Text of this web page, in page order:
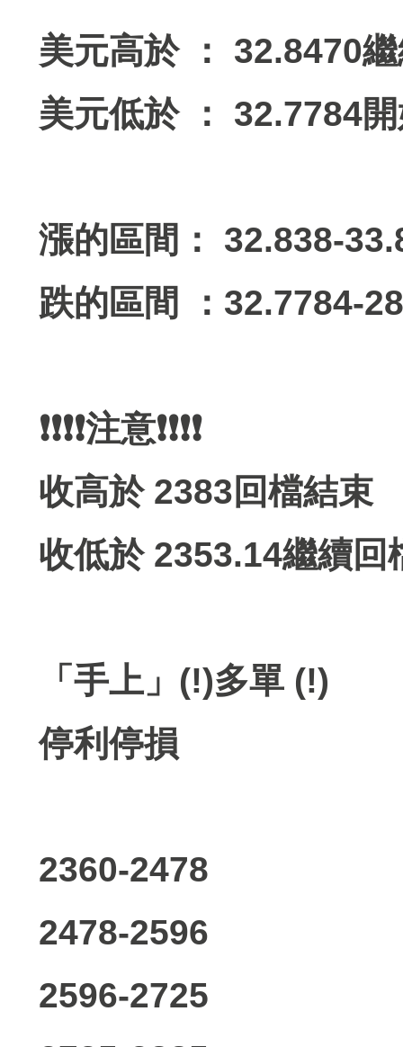
美元高於 ： 32.8470
美元低於 ： 32.7784
漲的區間： 32.838-
跌的區間 ：32.7784-
❗️❗️❗️❗️注意❗️❗️❗️❗️
收高於 2383回檔結束
收低於 2353.14繼續回
「手上」(!)多單 (!)
停利停損
2360-2478
2478-2596
2596-2725